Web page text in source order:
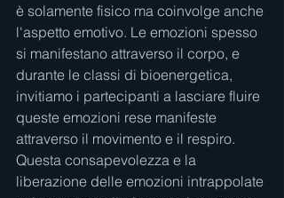
è solamente fisico ma coinvolge anche
l'aspetto emotivo. Le emozioni spesso
si manifestano attraverso il corpo, e
durante le classi di bioenergetica,
invitiamo i partecipanti a lasciare fluire
queste emozioni rese manifeste
attraverso il movimento e il respiro.
Questa consapevolezza e la
liberazione delle emozioni intrappolate